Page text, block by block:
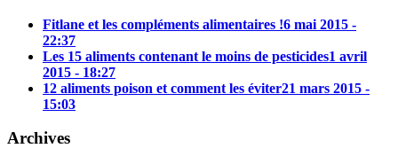
Fitlane et les compléments alimentaires !6 mai 2015 -
22:37
Les 15 aliments contenant le moins de pesticides1 avril
2015 - 18:27
12 aliments poison et comment les éviter21 mars 2015 -
15:03
Archives